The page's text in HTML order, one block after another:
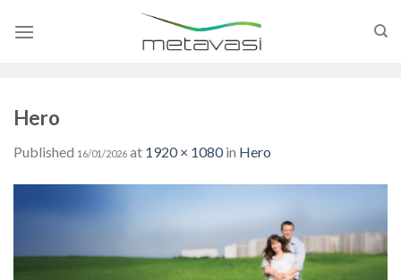
Hero
Published 16/01/2026 at 1920 × 1080in Hero